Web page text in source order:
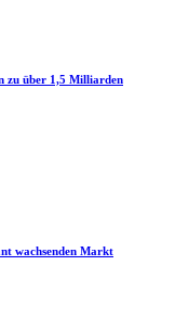
zu über 1,5 Milliarden
wachsenden Markt